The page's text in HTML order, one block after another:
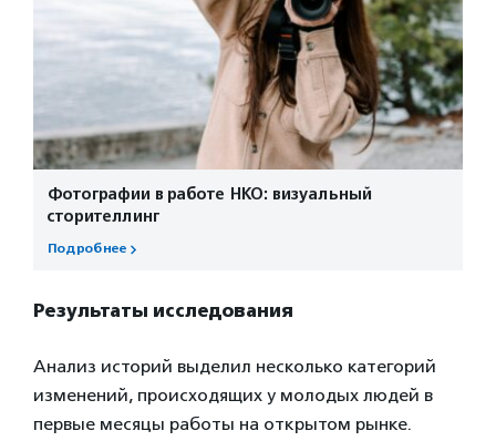
Фотографии в работе НКО: визуальный
сторителлинг
Подробнее
Результаты исследования
Анализ историй выделил несколько категорий
изменений, происходящих у молодых людей в
первые месяцы работы на открытом рынке.